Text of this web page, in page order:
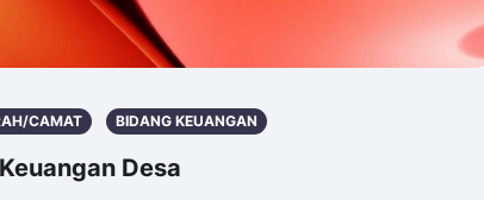
CAMAT BIDANG KEUANGAN
Desa